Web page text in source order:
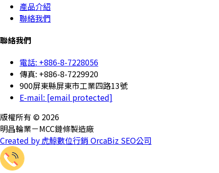
產品介紹
聯絡我們
聯絡我們
電話: +886-8-7228056
傳真: +886-8-7229920
900屏東縣屏東市工業四路13號
E-mail: [email protected]
版權所有 © 2026
明昌輪業－MCC鏈條製造廠
Created by 虎鯨數位行銷 OrcaBiz SEO公司